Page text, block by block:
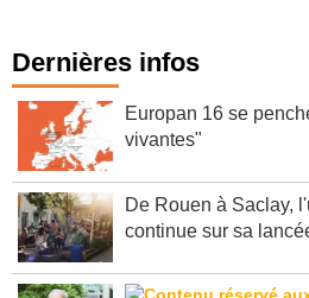
Dernières infos
Europan 16 se
vivantes"
De Rouen à Saclay,
continue sur sa